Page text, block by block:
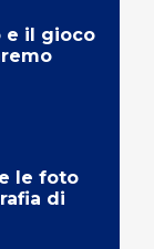
e il gioco
le foto
di